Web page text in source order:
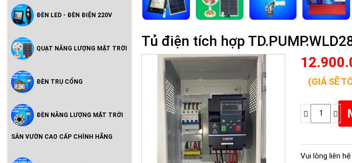
ĐÈN LED - ĐÈN ĐIỆN 220V
Hoàng Quốc Bảo - Độ Sáng Cao,
QUẠT NĂNG LƯỢNG MẶT TRỜI
ĐÈN TRỤ CỔNG
ĐÈN NĂNG LƯỢNG MẶT TRỜI
SÂN VƯỜN CAO CẤP CHÍNH HÃNG
Tủ điện tích hợp
(GIÁ SẼ
Vui lòng liên